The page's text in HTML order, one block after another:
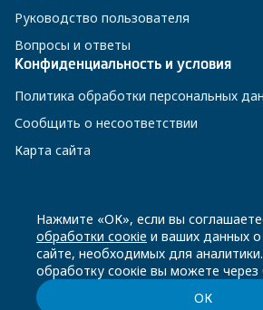
Руководство пользователя
Вопросы и ответы
Конфиденциальность и условия
Политика обработки персональных
Сообщить о несоответствии
Карта сайта
8 800 200-23-56
Чат-бот в Телеграм
Нажмите «ОК», если вы
обработки соокіе и ваших данных
сайте, необходимых для
обработку соокіе вы можете через
ОК